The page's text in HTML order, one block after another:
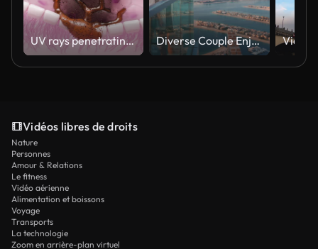
UV rays penetrating skin for melanin synthesis and melasma 3D animation Diverse Couple Enjoying Sunset Views from High Rise Sky Deck Overlooking Palm Jumeirah
Vidéos libres de droits
Nature
Personnes
Amour & Relations
Le fitness
Vidéo aérienne
Alimentation et boissons
Voyage
Transports
La technologie
Zoom en arrière-plan virtuel